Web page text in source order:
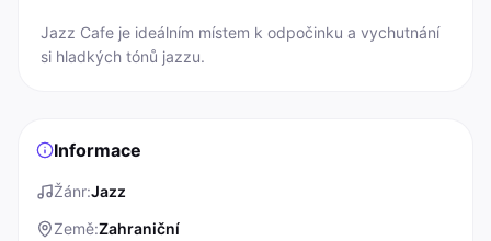
Jazz Cafe je ideálním místem k odpočinku a vychutnání
si hladkých tónů jazzu.
Informace
Žánr:Jazz
Země:Zahraniční